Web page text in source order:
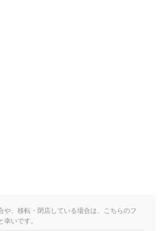
や、移転・閉店している場合は、こちらのフ
いです。